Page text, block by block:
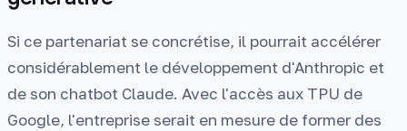
Si ce partenariat se concrétise, il pourrait accélérer
considérablement le développement d'Anthropic et
de son chatbot Claude. Avec l'accès aux TPU de
Google, l'entreprise serait en mesure de former des